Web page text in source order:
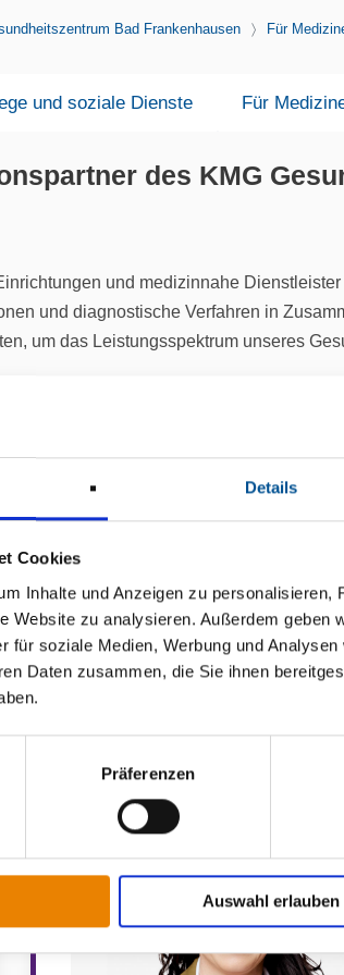
Details
Cookies
Inhalte und Anzeigen zu
Website zu analysieren. Außerdem geben
für soziale Medien, Werbung und
Daten zusammen, die Sie ihnen
Präferenzen
Auswahl erlauben
Bad Frankenhausen Für
und soziale Dienste Für
des KMG
und medizinnahe
und diagnostische Verfahren in
um das Leistungsspektrum unseres
für Diagnostik und Therapie.
verschiedener Fachrichtungen für
stehen für diverse medizinische
der ambulanten Medizin und
in Bad Frankenhausen und
Netzwerks zu werden.
Frankenhausen